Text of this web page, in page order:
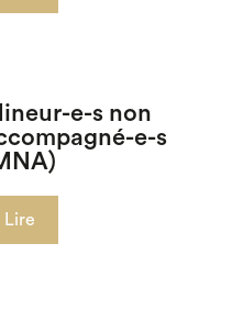
e-s non
e-s
Lire